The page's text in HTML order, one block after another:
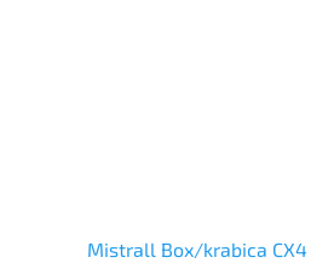
Mistrall Box/krabica CX4